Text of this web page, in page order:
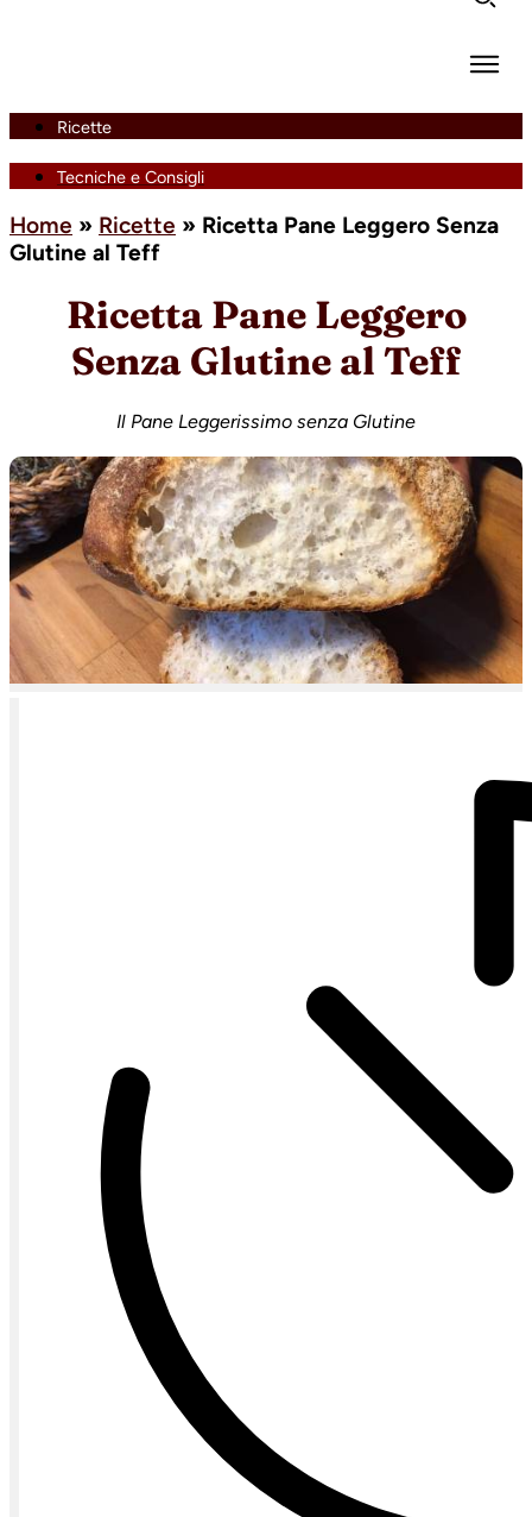
Ricette
Tecniche e Consigli
Home » Ricette » Ricetta Pane Leggero Senza
Glutine al Teff
Ricetta Pane Leggero
Senza Glutine al Teff
Il Pane Leggerissimo senza Glutine